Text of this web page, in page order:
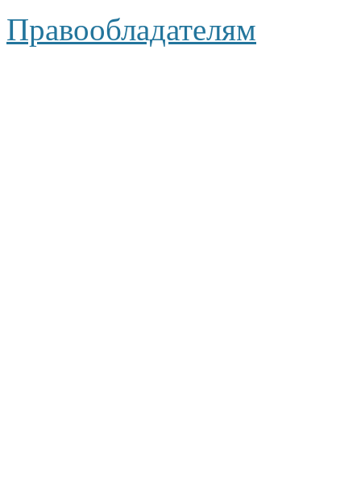
Правообладателям